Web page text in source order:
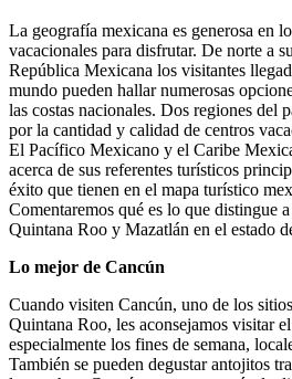
La geografía mexicana es generosa en
vacacionales para disfrutar. De norte a
República Mexicana los visitantes
mundo pueden hallar numerosas
las costas nacionales. Dos regiones del
por la cantidad y calidad de centros
El Pacífico Mexicano y el Caribe
acerca de sus referentes turísticos
éxito que tienen en el mapa turístico
Comentaremos qué es lo que distingue
Quintana Roo y Mazatlán en el estado
Lo mejor de Cancún
Cuando visiten Cancún, uno de los
Quintana Roo, les aconsejamos visitar
especialmente los fines de semana,
También se pueden degustar antojitos